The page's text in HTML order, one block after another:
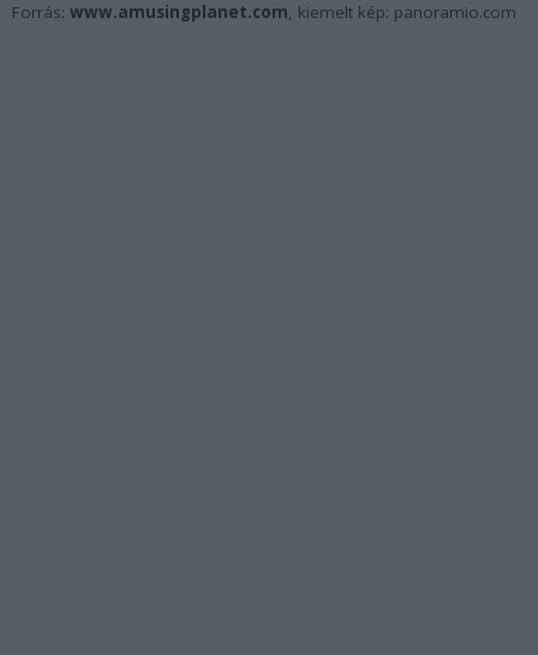
Forrás: www.amusingplanet.com, kiemelt kép: panoramio.com